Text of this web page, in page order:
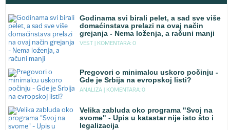
Godinama svi birali pelet, a sad sve više
domaćinstava prelazi na ovaj način
grejanja - Nema loženja, a računi manji
VEST | KOMENTARA: 0
Pregovori o minimalcu uskoro počinju -
Gde je Srbija na evropskoj listi?
ANALIZA | KOMENTARA: 0
Velika zabluda oko programa "Svoj na
svome" - Upis u katastar nije isto što i
legalizacija